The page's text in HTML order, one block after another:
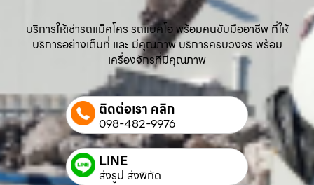
บริการให้เช่ารถแม็คโคร รถแบคโฮ พร้อมคนขับมืออาชีพ ที่ให้
บริการอย่างเต็มที่ และ มีคุณภาพ บริการครบวงจร พร้อม
เครื่องจักรที่มีคุณภาพ
ติดต่อเรา คลิก
098-482-9976
LINE
ส่งรูป ส่งพิกัด